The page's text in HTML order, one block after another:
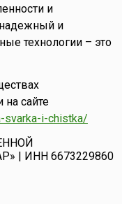
и
надежный и
технологии – это
на сайте
svarka-i-chistka/
| ИНН 6673229860